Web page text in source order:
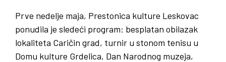
Prve nedelje maja, Prestonica kulture Leskovac
ponudila je sledeći program: besplatan obilazak
lokaliteta Caričin grad, turnir u stonom tenisu u
Domu kulture Grdelica, Dan Narodnog muzeja,